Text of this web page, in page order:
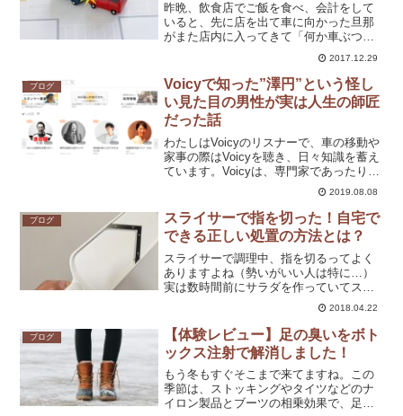
昨晩、飲食店でご飯を食べ、会計をして
いると、先に店を出て車に向かった旦那
がまた店内に入ってきて「何か車ぶつけ
られたって言われたんだけど」と言って
きました。はぁ？なんじゃお前はガキの
使いか！と思いながら（もちろん思った
だけだよぉ口には出してな...
2017.12.29
ブログ
Voicyで知った”澤円”という怪し
い見た目の男性が実は人生の師匠
だった話
わたしはVoicyのリスナーで、車の移動や
家事の際はVoicyを聴き、日々知識を蓄え
ています。Voicyは、専門家であったりイ
ンフルエンサーであったり、世の人に影
響を与えている方々が発信している音声
メディア。わたしのインプットに欠かせ
ないも...
2019.08.08
ブログ
スライサーで指を切った！自宅で
できる正しい処置の方法とは？
スライサーで調理中、指を切るってよく
ありますよね（勢いがいい人は特に…）
実は数時間前にサラダを作っていてスラ
イサーで指を切った私。いろんな条件が
見事に重なり、指を切ったというよりは
『えぐれた』状態です。結局は救急病院
へ行くことを選び、来て正...
2018.04.22
ブログ
【体験レビュー】足の臭いをボト
ックス注射で解消しました！
もう冬もすぐそこまで来てますね。この
季節は、ストッキングやタイツなどのナ
イロン製品とブーツの相乗効果で、足裏